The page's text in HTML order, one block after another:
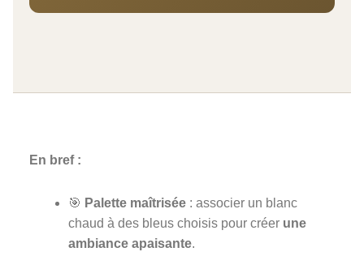
En bref :
🎯 Palette maîtrisée : associer un blanc
chaud à des bleus choisis pour créer une
ambiance apaisante.